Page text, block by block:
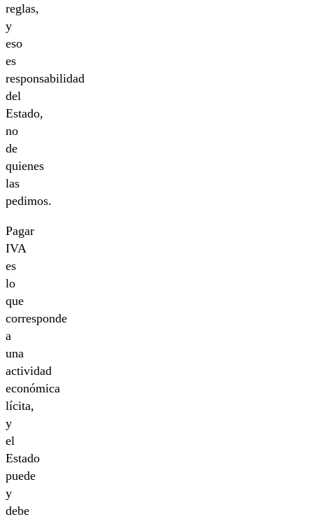
reglas,
y
eso
es
responsabilidad
del
Estado,
no
de
quienes
las
pedimos.
Pagar
IVA
es
lo
que
corresponde
a
una
actividad
económica
lícita,
y
el
Estado
puede
y
debe